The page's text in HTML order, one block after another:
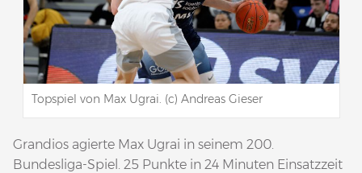
Topspiel von Max Ugrai. (c) Andreas Gieser
Grandios agierte Max Ugrai in seinem 200.
Bundesliga-Spiel. 25 Punkte in 24 Minuten Einsatzzeit